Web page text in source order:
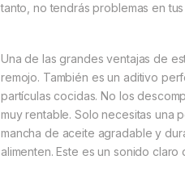
tanto, no tendrás problemas en tus
Una de las grandes ventajas de
remojo. También es un aditivo
partículas cocidas. No los
muy rentable. Solo necesitas una
mancha de aceite agradable y
alimenten. Este es un sonido